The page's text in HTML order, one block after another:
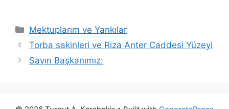
Kategoriler
Mektuplarım ve Yankılar
Torba sakinleri ve Riza Anter Caddesi Yüzeyi
Sayın Başkanımız: